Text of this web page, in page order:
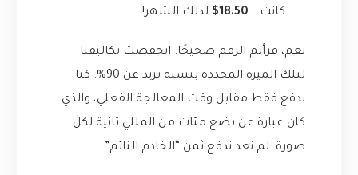
كانت… 18.50$ لذلك الشهر!
نعم، قرأتم الرقم صحيحًا. انخفضت تكاليفنا
لتلك الميزة المحددة بنسبة تزيد عن 90%. كنا
ندفع فقط مقابل وقت المعالجة الفعلي، والذي
كان عبارة عن بضع مئات من المللي ثانية لكل
صورة. لم نعد ندفع ثمن “الخادم النائم”.